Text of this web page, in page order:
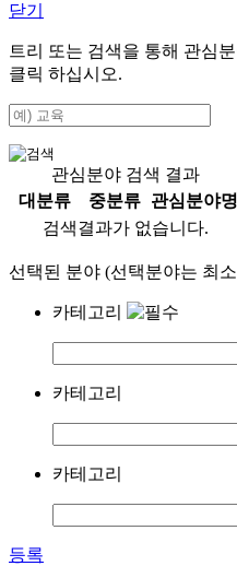
닫기
트리 또는 검색을 통해 관심
클릭 하십시오.
관심분야 검색 결과
대분류
중분류
관심분야명
검색결과가 없습니다.
선택된 분야 (선택분야는 최
카테고리
카테고리
카테고리
등록